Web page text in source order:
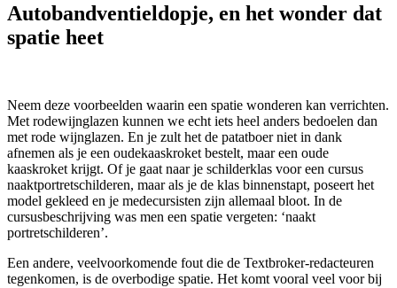
Autobandventieldopje, en het wonder dat
spatie heet
Neem deze voorbeelden waarin een spatie wonderen kan verrichten.
Met rodewijnglazen kunnen we echt iets heel anders bedoelen dan
met rode wijnglazen. En je zult het de patatboer niet in dank
afnemen als je een oudekaaskroket bestelt, maar een oude
kaaskroket krijgt. Of je gaat naar je schilderklas voor een cursus
naaktportretschilderen, maar als je de klas binnenstapt, poseert het
model gekleed en je medecursisten zijn allemaal bloot. In de
cursusbeschrijving was men een spatie vergeten: ‘naakt
portretschilderen’.
Een andere, veelvoorkomende fout die de Textbroker-redacteuren
tegenkomen, is de overbodige spatie. Het komt vooral veel voor bij